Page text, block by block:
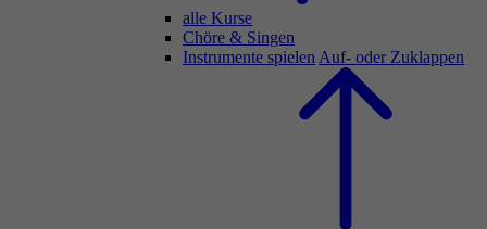
alle Kurse
Chöre & Singen
Instrumente spielen Auf- oder Zuklappen